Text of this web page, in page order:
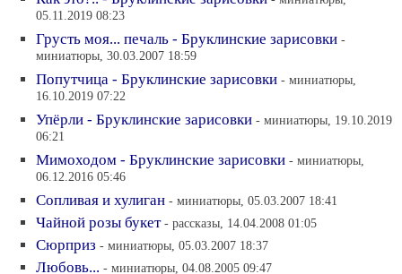
05.11.2019 08:23
Грусть моя... печаль - Бруклинские зарисовки -
миниатюры, 30.03.2007 18:59
Попутчица - Бруклинские зарисовки - миниатюры,
16.10.2019 07:22
Упёрли - Бруклинские зарисовки - миниатюры, 19.10.2019
06:21
Мимоходом - Бруклинские зарисовки - миниатюры,
06.12.2016 05:46
Сопливая и хулиган - миниатюры, 05.03.2007 18:41
Чайной розы букет - рассказы, 14.04.2008 01:05
Сюрприз - миниатюры, 05.03.2007 18:37
Любовь... - миниатюры, 04.08.2005 09:47